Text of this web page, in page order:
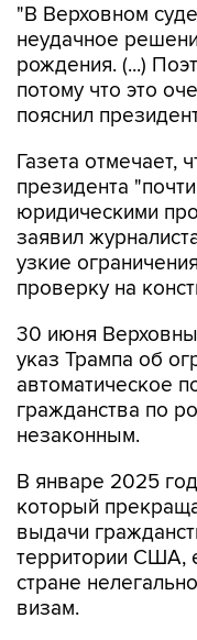
"В Верховном
неудачное
рождения. (...)
потому что это
пояснил
Газета отмечает,
президента
юридическими
заявил
узкие
проверку на
30 июня
указ Трампа об
автоматическое
гражданства по
незаконным.
В январе 2025
который
выдачи
территории США,
стране
визам.